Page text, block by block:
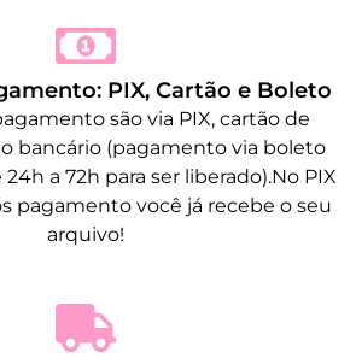
PIX, Cartão e Boleto
são via PIX, cartão de
bancário (pagamento via boleto
a 72h para ser liberado).No PIX
pagamento você já recebe o seu
arquivo!